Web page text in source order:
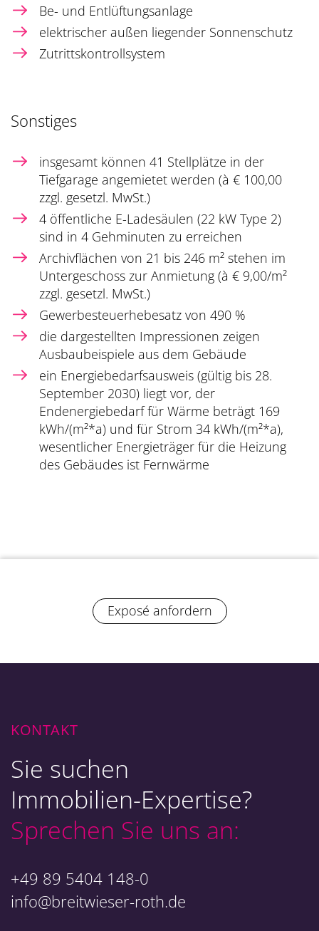
Be- und Entlüftungsanlage
elektrischer außen liegender Sonnenschutz
Zutrittskontrollsystem
Sonstiges
insgesamt können 41 Stellplätze in der
Tiefgarage angemietet werden (à € 100,00
zzgl. gesetzl. MwSt.)
4 öffentliche E-Ladesäulen (22 kW Type 2)
sind in 4 Gehminuten zu erreichen
Archivflächen von 21 bis 246 m² stehen im
Untergeschoss zur Anmietung (à € 9,00/m²
zzgl. gesetzl. MwSt.)
Gewerbesteuerhebesatz von 490 %
die dargestellten Impressionen zeigen
Ausbaubeispiele aus dem Gebäude
ein Energiebedarfsausweis (gültig bis 28.
September 2030) liegt vor, der
Endenergiebedarf für Wärme beträgt 169
kWh/(m²*a) und für Strom 34 kWh/(m²*a),
wesentlicher Energieträger für die Heizung
des Gebäudes ist Fernwärme
Exposé anfordern
KONTAKT
Sie suchen
Immobilien-Expertise?
Sprechen Sie uns an:
+49 89 5404 148-0
info@breitwieser-roth.de